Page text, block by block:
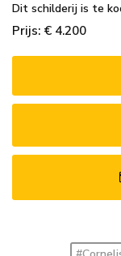
Dit schilderij is te
Prijs: € 4.200